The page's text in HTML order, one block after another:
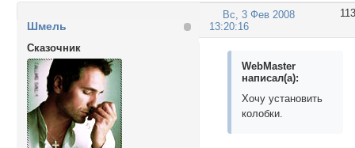
113
Вс, 3 Фев 2008
13:20:16
Шмель
Сказочник
WebMaster
написал(а):
Хочу установить
колобки.